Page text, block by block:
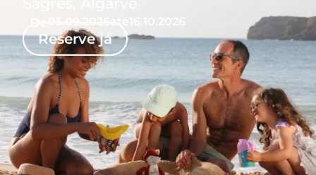
Reserve já
16.10.2026